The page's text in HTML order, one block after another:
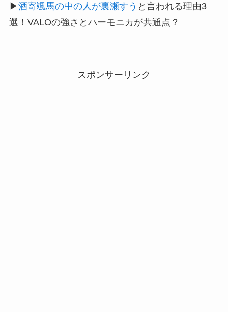
▶︎酒寄颯馬の中の人が裏瀬すう と言われる理由3
選！VALOの強さとハーモニカが共通点？
スポンサーリンク